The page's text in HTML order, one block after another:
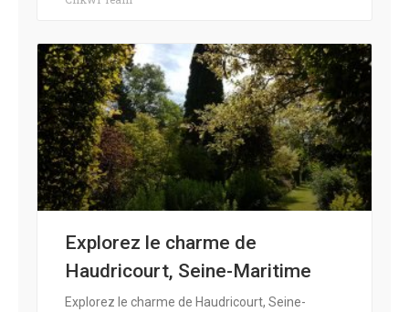
Explorez le charme de
Haudricourt, Seine-Maritime
Explorez le charme de Haudricourt, Seine-